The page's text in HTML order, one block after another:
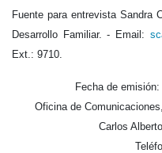
Fuente para entrevista Sandra
Desarrollo Familiar. - Email:
Ext.: 9710.
Fecha de emisión:
Oficina de
Carlos